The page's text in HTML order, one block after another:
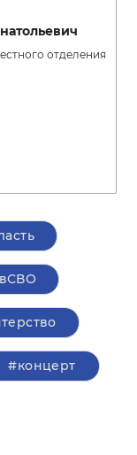
отделения
#концерт